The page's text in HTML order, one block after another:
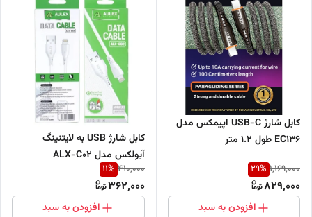
کابل شارژ USB-C اپیمکس مدل
EC136 طول 1.2 متر
1,169,000
29%
829,000
افزودن به سبد
کابل شارژ USB به لایتنینگ
آیولکس مدل ALX-C02
410,000
11%
362,000
افزودن به سبد